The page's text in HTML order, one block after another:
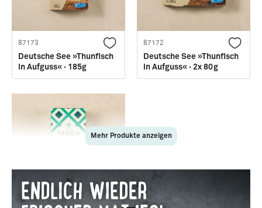
87173
Deutsche See »Thunfisch
in Aufguss« · 185g
87172
Deutsche See »Thunfisch
in Aufguss« · 2x 80g
28916
Maldon · Meersalzflocken
Mehr Produkte anzeigen